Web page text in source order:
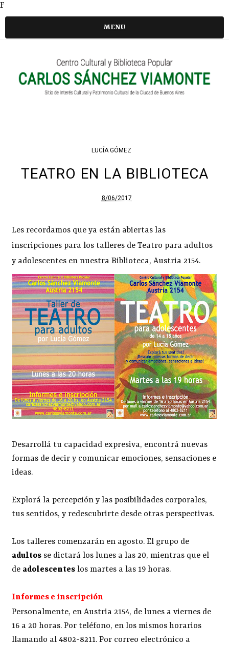
F
MENU
LUCÍA GÓMEZ
TEATRO EN LA BIBLIOTECA
8/06/2017
Les recordamos que ya están abiertas las
inscripciones para los talleres de Teatro para adultos
y adolescentes en nuestra Biblioteca, Austria 2154.
Desarrollá tu capacidad expresiva, encontrá nuevas
formas de decir y comunicar emociones, sensaciones e
ideas.
Explorá la percepción y las posibilidades corporales,
tus sentidos, y redescubrirte desde otras perspectivas.
Los talleres comenzarán en agosto. El grupo de
adultos se dictará los lunes a las 20, mientras que el
de adolescentes los martes a las 19 horas.
Informes e inscripción
Personalmente, en Austria 2154, de lunes a viernes de
16 a 20 horas. Por teléfono, en los mismos horarios
llamando al 4802-8211. Por correo electrónico a